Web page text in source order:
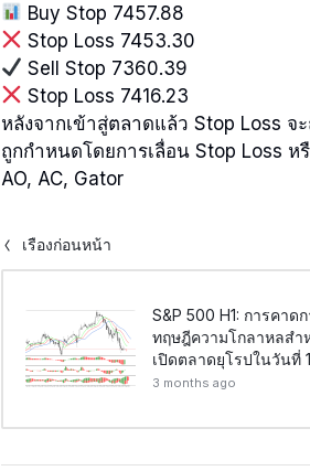
Buy Stop 7457.88
Stop Loss 7453.30
Sell Stop 7360.39
Stop Loss 7416.23
หลังจากเข้าสู่ตลาดแล้ว Stop Loss จ
ถูกกำหนดโดยการเลื่อน Stop Loss
AO, AC, Gator
เรื่องก่อนหน้า
S&P 500 H1: การคาด
ทฤษฎีความโกลาหลสำ
เปิดตลาดยุโรปในวันที่
3 months ago